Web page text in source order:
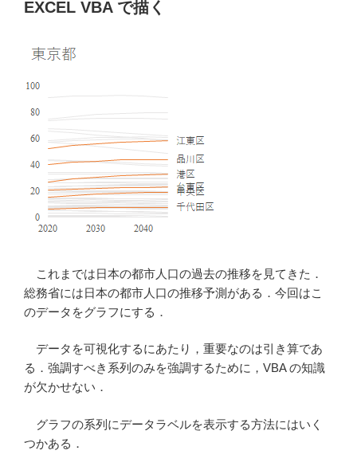
ま
の
状
に
関
等」
の
ら
Power
Desktop
で
EXCEL VBA で描く
これまでは日本の都市人口の過去の推移を見てきた．
総務省には日本の都市人口の推移予測がある．今回はこ
のデータをグラフにする．
データを可視化するにあたり，重要なのは引き算であ
る．強調すべき系列のみを強調するために，VBA の知識
が欠かせない．
グラフの系列にデータラベルを表示する方法にはいく
つかある．